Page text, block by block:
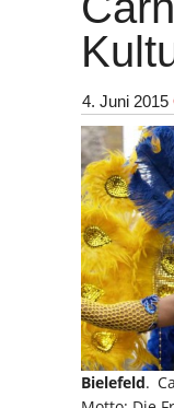
4. Juni 2015
Bielefeld.